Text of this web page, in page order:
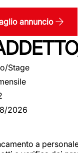
annuncio
Stage
2026
a